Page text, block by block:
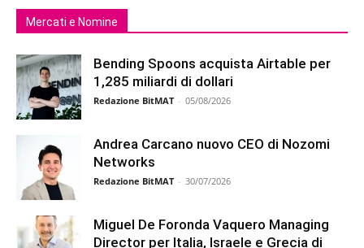
Mercati e Nomine
Bending Spoons acquista Airtable per
1,285 miliardi di dollari
Redazione BitMAT - 05/08/2026
Andrea Carcano nuovo CEO di Nozomi
Networks
Redazione BitMAT - 30/07/2026
Miguel De Foronda Vaquero Managing
Director per Italia, Israele e Grecia di